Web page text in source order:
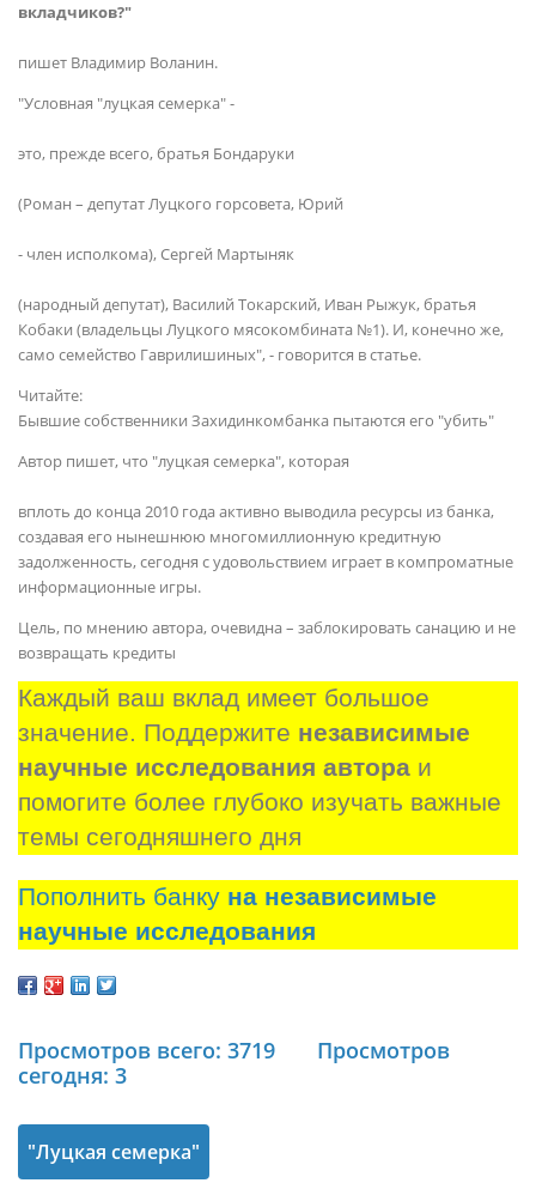
вкладчиков?"
пишет Владимир Воланин.
"Условная "луцкая семерка" -
это, прежде всего, братья Бондаруки
(Роман – депутат Луцкого горсовета, Юрий
- член исполкома), Сергей Мартыняк
(народный депутат), Василий Токарский, Иван Рыжук, братья
Кобаки (владельцы Луцкого мясокомбината №1). И, конечно же,
само семейство Гаврилишиных", - говорится в статье.
Читайте:
Бывшие собственники Захидинкомбанка пытаются его "убить"
Автор пишет, что "луцкая семерка", которая
вплоть до конца 2010 года активно выводила ресурсы из банка,
создавая его нынешнюю многомиллионную кредитную
задолженность, сегодня с удовольствием играет в компроматные
информационные игры.
Цель, по мнению автора, очевидна – заблокировать санацию и не
возвращать кредиты
Каждый ваш вклад имеет большое
значение. Поддержите независимые
научные исследования автора и
помогите более глубоко изучать важные
темы сегодняшнего дня
Пополнить банку на независимые
научные исследования
Просмотров всего: 3719
Просмотров
сегодня: 3
"Луцкая семерка"